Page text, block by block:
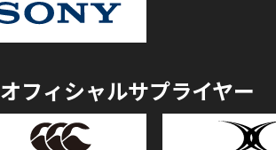
オフィシャルサプライヤー